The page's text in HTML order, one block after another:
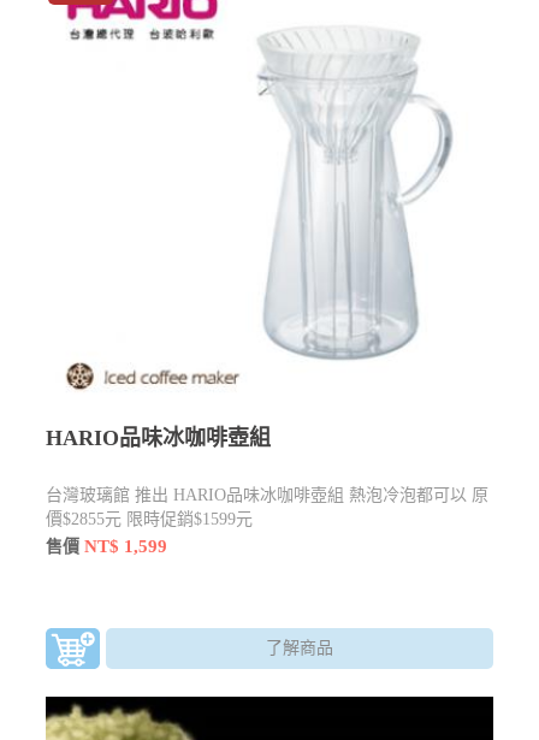
HARIO品味冰咖啡壺組
台灣玻璃館 推出 HARIO品味冰咖啡壺組 熱泡冷泡都可以 原
價$2855元 限時促銷$1599元
售價NT$ 1,599
了解商品